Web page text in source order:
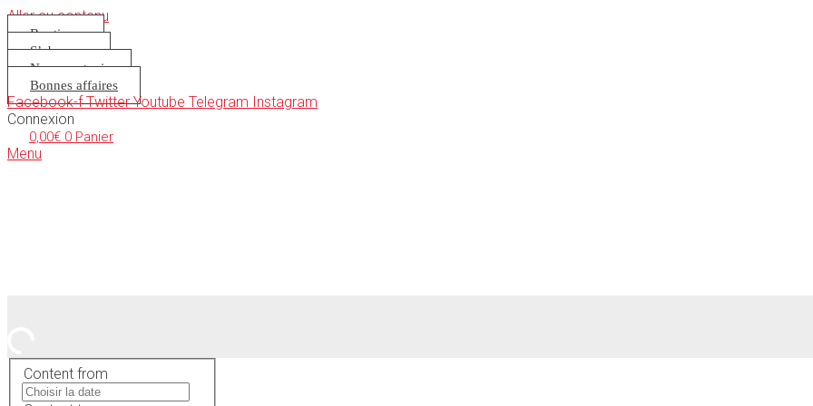
Aller au contenu
Boutique
S’abonner
Nous soutenir
Bonnes affaires
Facebook-f Twitter Youtube Telegram Instagram
Connexion
0,00€ 0 Panier
Menu
Content from